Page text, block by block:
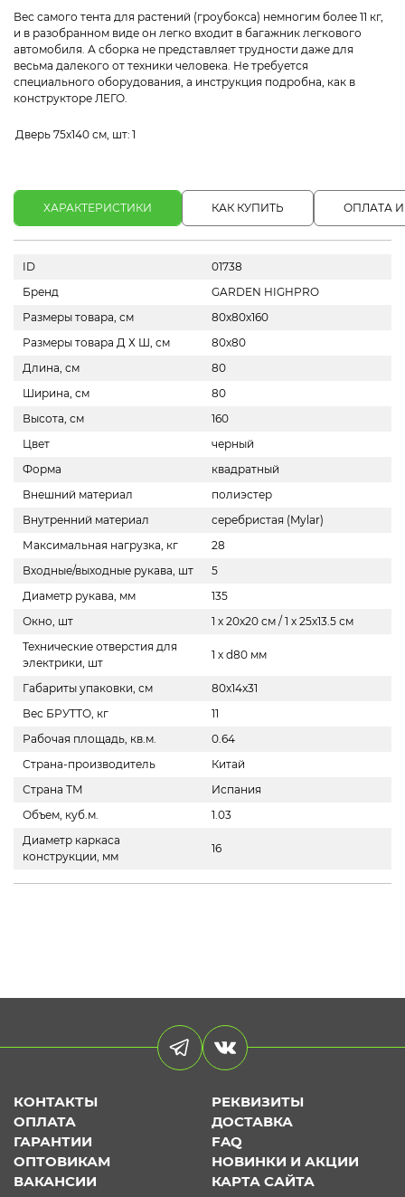
Вес самого тента для растений (гроубокса) немногим более 11 кг,
и в разобранном виде он легко входит в багажник легкового
автомобиля. А сборка не представляет трудности даже для
весьма далекого от техники человека. Не требуется
специального оборудования, а инструкция подробна, как в
конструкторе ЛЕГО.
Дверь 75х140 см, шт: 1
ХАРАКТЕРИСТИКИ КАК КУПИТЬ ОПЛАТА
ID
01738
Бренд
GARDEN HIGHPRO
Размеры товара, см
80х80х160
Размеры товара Д Х Ш, см
80х80
Длина, см
80
Ширина, см
80
Высота, см
160
Цвет
черный
Форма
квадратный
Внешний материал
полиэстер
Внутренний материал
серебристая (Mylar)
Максимальная нагрузка, кг
28
Входные/выходные рукава, шт
5
Диаметр рукава, мм
135
Окно, шт
1 х 20х20 см / 1 х 25х13.5 см
Технические отверстия для
электрики, шт
1 х d80 мм
Габариты упаковки, см
80x14x31
Вес БРУТТО, кг
11
Рабочая площадь, кв.м.
0.64
Страна-производитель
Китай
Страна ТМ
Испания
Объем, куб.м.
1.03
Диаметр каркаса
конструкции, мм
16
КОНТАКТЫ
РЕКВИЗИТЫ
ОПЛАТА
ДОСТАВКА
ГАРАНТИИ
FAQ
ОПТОВИКАМ
НОВИНКИ И АКЦИИ
ВАКАНСИИ
КАРТА САЙТА